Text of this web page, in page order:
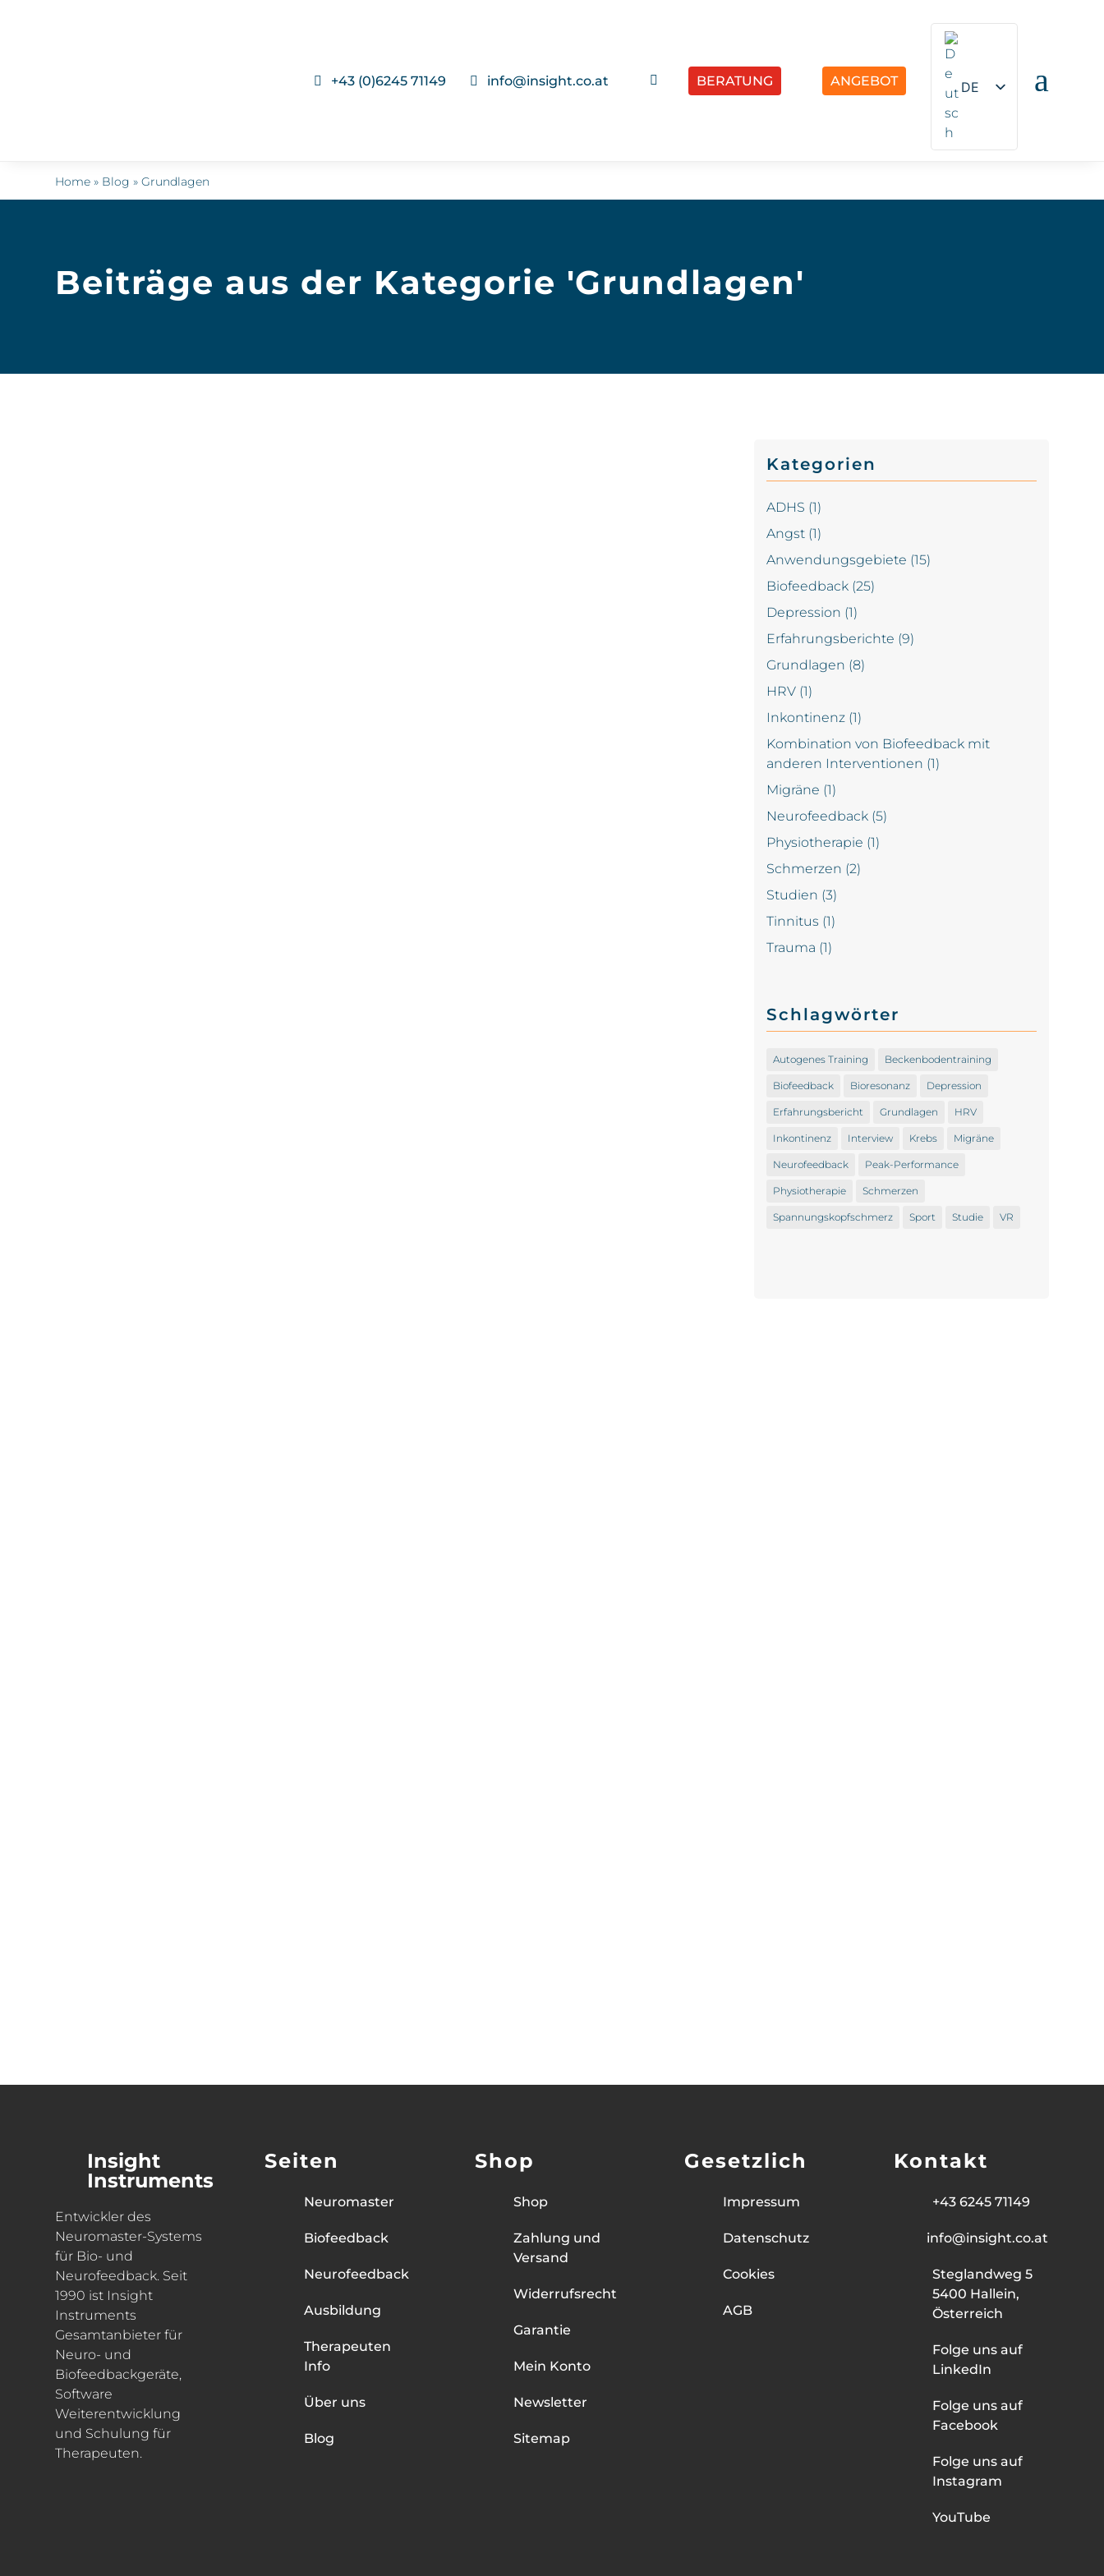
+43 (0)6245 71149 info@insight.co.at  BERATUNG ANGEBOT DE a
Home » Blog » Grundlagen
Beiträge aus der Kategorie 'Grundlagen'
Kategorien
ADHS (1)
Angst(1)
Anwendungsgebiete (15)
Biofeedback(25)
Depression (1)
Erfahrungsberichte (9)
Grundlagen (8)
HRV(1)
Inkontinenz(1)
Kombination von Biofeedback mit
anderen Interventionen (1)
Migräne (1)
Neurofeedback(5)
Physiotherapie (1)
Schmerzen (2)
Studien (3)
Tinnitus (1)
Trauma (1)
Schlagwörter
Autogenes Training Beckenbodentraining
Biofeedback Bioresonanz Depression
Erfahrungsbericht Grundlagen HRV
Inkontinenz Interview Krebs Migräne
Neurofeedback Peak-Performance
Physiotherapie Schmerzen
Spannungskopfschmerz Sport Studie VR
Insight
Instruments
Entwickler des
Neuromaster-Systems
für Bio- und
Neurofeedback. Seit
1990 ist Insight
Instruments
Gesamtanbieter für
Neuro- und
Biofeedbackgeräte,
Software
Weiterentwicklung
und Schulung für
Therapeuten.
Seiten
Neuromaster
Biofeedback
Neurofeedback
Ausbildung
Therapeuten
Info
Über uns
Blog
Shop
Shop
Zahlung und
Versand
Widerrufsrecht
Garantie
Mein Konto
Newsletter
Sitemap
Gesetzlich
Impressum
Datenschutz
Cookies
AGB
Kontakt
+43 6245 71149
info@insight.co.at
Steglandweg 5
5400 Hallein,
Österreich
Folge uns auf
LinkedIn
Folge uns auf
Facebook
Folge uns auf
Instagram
YouTube